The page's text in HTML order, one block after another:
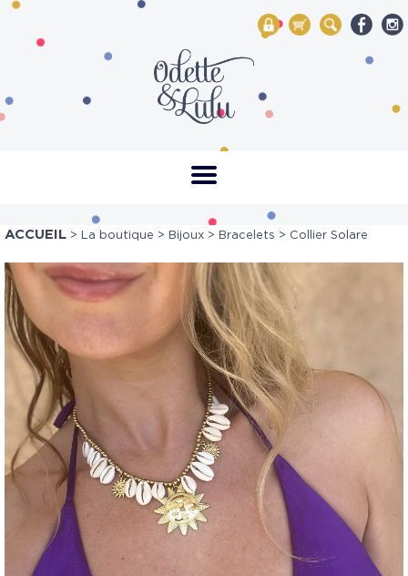
My Account
Mon panier
Rechercher
ACCUEIL > La boutique > Bijoux > Bracelets > Collier Solare